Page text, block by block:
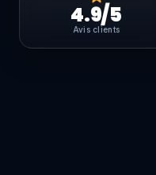
4.9/5
Avis clients